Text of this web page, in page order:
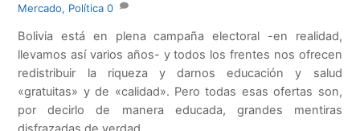
Mercado, Política 0
Bolivia está en plena campaña electoral -en realidad,
llevamos así varios años- y todos los frentes nos ofrecen
redistribuir la riqueza y darnos educación y salud
«gratuitas» y de «calidad». Pero todas esas ofertas son,
por decirlo de manera educada, grandes mentiras